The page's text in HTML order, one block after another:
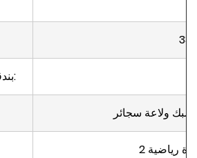
33
بندقية ضغط الإطارات: